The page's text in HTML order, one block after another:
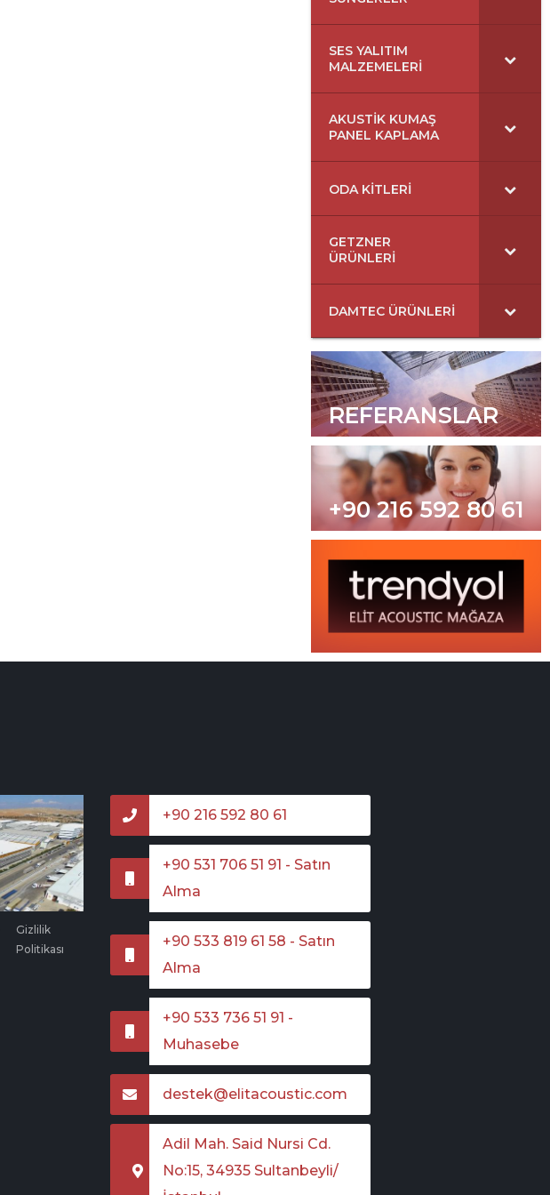
SES YALITIM
MALZEMELERI
AKUSTIK KUMAŞ
PANEL KAPLAMA
ODA KITLERI
GETZNER
ÜRÜNLERI
DAMTEC ÜRÜNLERI
REFERANSLAR
+90 216 592 80 61
Gizlilik
Politikası
+90 216 592 80 61
+90 531 706 51 91 - Satın
Alma
+90 533 819 61 58 - Satın
Alma
+90 533 736 51 91 -
Muhasebe
destek@elitacoustic.com
Adil Mah. Said Nursi Cd.
No:15, 34935 Sultanbeyli/